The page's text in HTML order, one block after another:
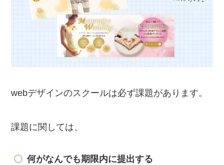
webデザインのスクールは必ず課題があります。
課題に関しては、
何がなんでも期限内に提出する